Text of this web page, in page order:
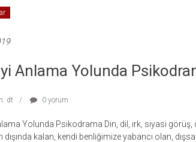
Anlama Yolunda
dt 0 yorum
Yolunda Psikodrama Din, dil, ırk, siyasi görüş,
dışında kalan, kendi benliğimize yabancı olan,